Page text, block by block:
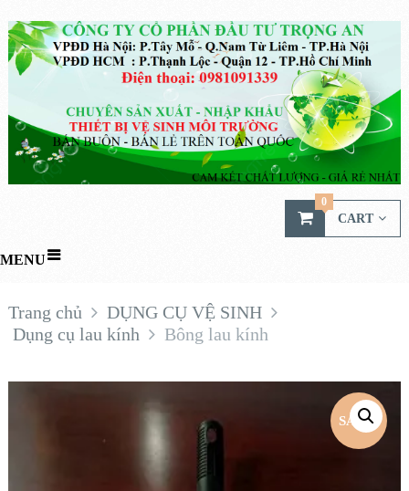
CART
0
MENU
Trang chủ
DỤNG CỤ VỆ SINH
Dụng cụ lau kính
Bông lau kính
SALE!